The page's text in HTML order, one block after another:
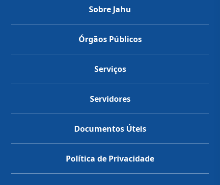
Sobre Jahu
Órgãos Públicos
Serviços
Servidores
Documentos Úteis
Política de Privacidade